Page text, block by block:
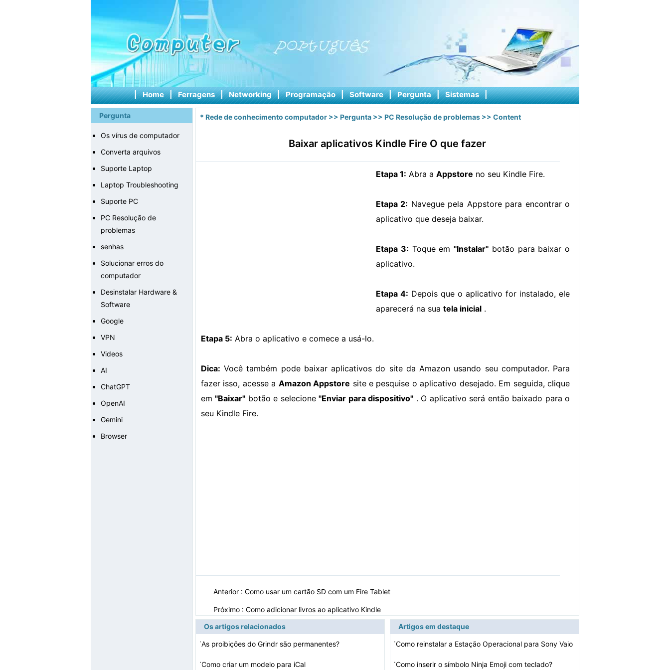
| Home | Ferragens | Networking | Programação | Software | Pergunta | Sistemas |
Pergunta
Os vírus de computador
Converta arquivos
Suporte Laptop
Laptop Troubleshooting
Suporte PC
PC Resolução de
problemas
senhas
Solucionar erros do
computador
Desinstalar Hardware &
Software
Google
VPN
Videos
AI
ChatGPT
OpenAI
Gemini
Browser
* Rede de conhecimento computador >> Pergunta >> PC Resolução de problemas >> Content
Baixar aplicativos Kindle Fire O que fazer
Etapa 1: Abra a Appstore no seu Kindle Fire.
Etapa 2: Navegue pela Appstore para encontrar o
aplicativo que deseja baixar.
Etapa 3: Toque em "Instalar" botão para baixar o
aplicativo.
Etapa 4: Depois que o aplicativo for instalado, ele
aparecerá na sua tela inicial .
Etapa 5: Abra o aplicativo e comece a usá-lo.
Dica: Você também pode baixar aplicativos do site da Amazon usando seu computador. Para
fazer isso, acesse a Amazon Appstore site e pesquise o aplicativo desejado. Em seguida, clique
em"Baixar" botão e selecione"Enviar para dispositivo" . O aplicativo será então baixado para o
seu Kindle Fire.
Anterior : Como usar um cartão SD com um Fire Tablet
Próximo : Como adicionar livros ao aplicativo Kindle
Os artigos relacionados
·As proibições do Grindr são permanentes?
·Como criar um modelo para iCal
Artigos em destaque
·Como reinstalar a Estação Operacional para Sony Vaio
·Como inserir o símbolo Ninja Emoji com teclado?